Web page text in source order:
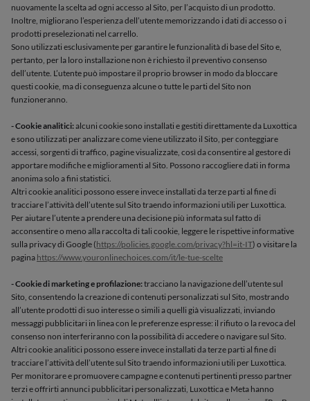
nuovamente la scelta ad ogni accesso al Sito, per l’acquisto di un prodotto.
Inoltre, migliorano l’esperienza dell’utente memorizzando i dati di accesso o i
prodotti preselezionati nel carrello.
Sono utilizzati esclusivamente per garantire le funzionalità di base del Sito e,
pertanto, per la loro installazione non è richiesto il preventivo consenso
dell’utente. L’utente può impostare il proprio browser in modo da bloccare
questi cookie, ma di conseguenza alcune o tutte le parti del Sito non
funzioneranno.
- Cookie analitici:alcuni cookie sono installati e gestiti direttamente da Luxottica
e sono utilizzati per analizzare come viene utilizzato il Sito, per conteggiare
accessi, sorgenti di traffico, pagine visualizzate, così da consentire al gestore di
apportare modifiche e miglioramenti al Sito. Possono raccogliere dati in forma
anonima solo a fini statistici.
Altri cookie analitici possono essere invece installati da terze parti al fine di
tracciare l’attività dell’utente sul Sito traendo informazioni utili per Luxottica.
Per aiutare l’utente a prendere una decisione più informata sul fatto di
acconsentire o meno alla raccolta di tali cookie, leggere le rispettive informative
sulla privacy di Google (https://policies.google.com/privacy?hl=it-IT) o visitare la
pagina https://www.youronlinechoices.com/it/le-tue-scelte
- Cookie di marketing e profilazione:tracciano la navigazione dell’utente sul
Sito, consentendo la creazione di contenuti personalizzati sul Sito, mostrando
all’utente prodotti di suo interesse o simili a quelli già visualizzati, inviando
messaggi pubblicitari in linea con le preferenze espresse: il rifiuto o la revoca del
consenso non interferiranno con la possibilità di accedere o navigare sul Sito.
Altri cookie analitici possono essere invece installati da terze parti al fine di
tracciare l’attività dell’utente sul Sito traendo informazioni utili per Luxottica.
Per monitorare e promuovere campagne e contenuti pertinenti presso partner
terzi e offrirti annunci pubblicitari personalizzati, Luxottica e Meta hanno